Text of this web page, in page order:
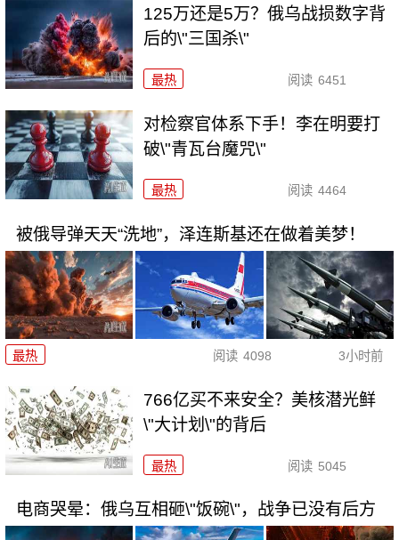
125万还是5万？俄乌战损数字背
后的\"三国杀\"
最热 阅读 6451
对检察官体系下手！李在明要打
破\"青瓦台魔咒\"
最热 阅读 4464
被俄导弹天天“洗地”，泽连斯基还在做着美梦！
最热 阅读 4098 3小时前
766亿买不来安全？美核潜光鲜
\"大计划\"的背后
最热 阅读 5045
电商哭晕：俄乌互相砸\"饭碗\"，战争已没有后方